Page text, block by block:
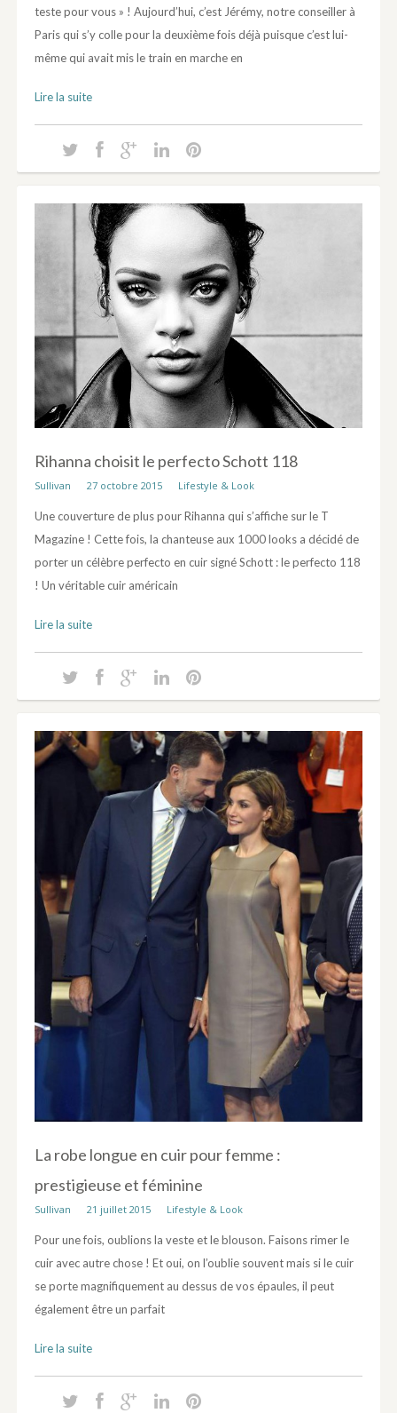
teste pour vous » ! Aujourd’hui, c’est Jérémy, notre conseiller à
Paris qui s’y colle pour la deuxième fois déjà puisque c’est lui-
même qui avait mis le train en marche en
Lire la suite
Rihanna choisit le perfecto Schott 118
Sullivan 27 octobre 2015 Lifestyle & Look
Une couverture de plus pour Rihanna qui s’affiche sur le T
Magazine ! Cette fois, la chanteuse aux 1000 looks a décidé de
porter un célèbre perfecto en cuir signé Schott : le perfecto 118
! Un véritable cuir américain
Lire la suite
La robe longue en cuir pour femme :
prestigieuse et féminine
Sullivan 21 juillet 2015 Lifestyle & Look
Pour une fois, oublions la veste et le blouson. Faisons rimer le
cuir avec autre chose ! Et oui, on l’oublie souvent mais si le cuir
se porte magnifiquement au dessus de vos épaules, il peut
également être un parfait
Lire la suite